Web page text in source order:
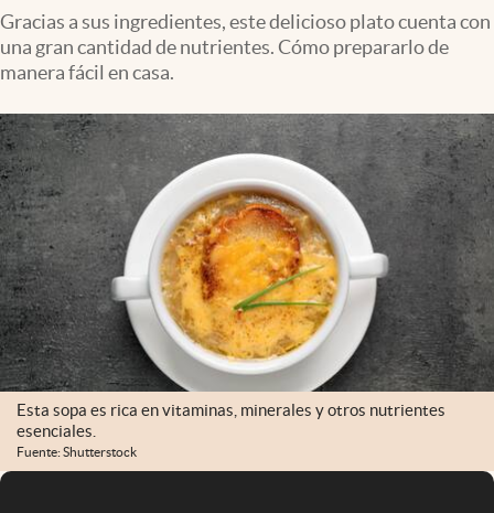
Gracias a sus ingredientes, este delicioso plato cuenta con
una gran cantidad de nutrientes. Cómo prepararlo de
manera fácil en casa.
Esta sopa es rica en vitaminas, minerales y otros nutrientes
esenciales.
Fuente: Shutterstock